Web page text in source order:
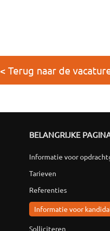
< Terug naar de
BELANGRIJKE
Informatie voor
Tarieven
Referenties
Informatie voor
Solliciteren